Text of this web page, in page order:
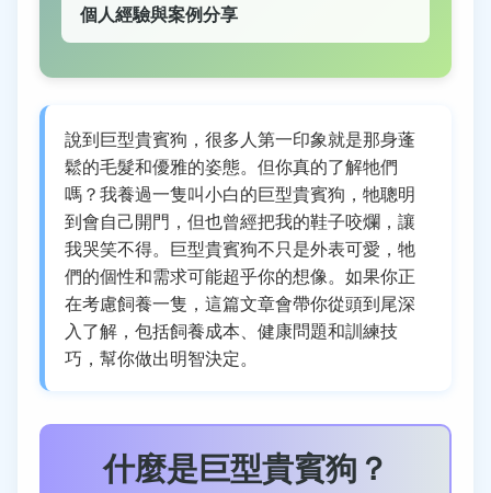
個人經驗與案例分享
說到巨型貴賓狗，很多人第一印象就是那身蓬
鬆的毛髮和優雅的姿態。但你真的了解牠們
嗎？我養過一隻叫小白的巨型貴賓狗，牠聰明
到會自己開門，但也曾經把我的鞋子咬爛，讓
我哭笑不得。巨型貴賓狗不只是外表可愛，牠
們的個性和需求可能超乎你的想像。如果你正
在考慮飼養一隻，這篇文章會帶你從頭到尾深
入了解，包括飼養成本、健康問題和訓練技
巧，幫你做出明智決定。
什麼是巨型貴賓狗？